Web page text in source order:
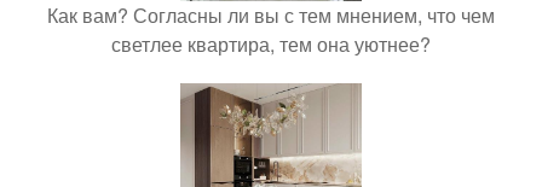
Как вам? Согласны ли вы с тем мнением, что чем
светлее квартира, тем она уютнее?